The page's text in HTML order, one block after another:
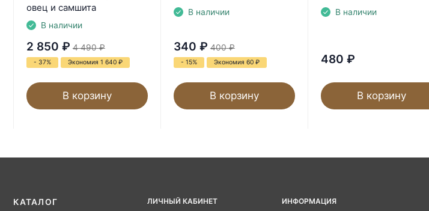
овец и самшита
В наличии
2 850 ₽ 4 490 ₽
- 37% Экономия 1 640 ₽
В корзину
В наличии
340 ₽ 400 ₽
- 15% Экономия 60 ₽
В корзину
В наличии
480 ₽
В корзину
КАТАЛОГ ЛИЧНЫЙ КАБИНЕТ ИНФОРМАЦИЯ